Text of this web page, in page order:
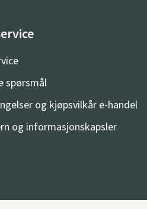
spørsmål
og kjøpsvilkår e-handel
og informasjonskapsler